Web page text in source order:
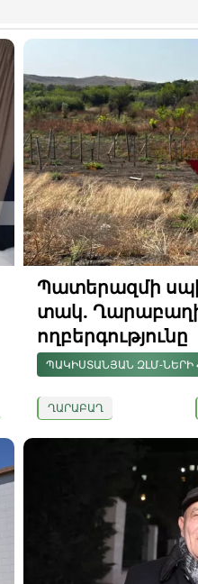
Պատերազմի
տակ.
ողբերգությունը
ՊԱԿԻՍՏԱՆՅԱՆ ԶԼՄ-
ՂԱՐԱԲԱՂ